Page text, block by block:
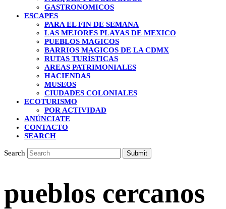
GASTRONOMICOS
ESCAPES
PARA EL FIN DE SEMANA
LAS MEJORES PLAYAS DE MEXICO
PUEBLOS MAGICOS
BARRIOS MAGICOS DE LA CDMX
RUTAS TURÍSTICAS
AREAS PATRIMONIALES
HACIENDAS
MUSEOS
CIUDADES COLONIALES
ECOTURISMO
POR ACTIVIDAD
ANÚNCIATE
CONTACTO
SEARCH
Search Submit
pueblos cercanos